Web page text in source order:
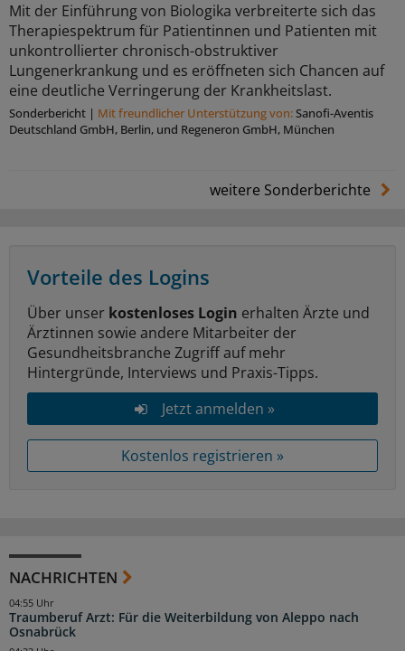
Mit der Einführung von Biologika verbreiterte sich das
Therapiespektrum für Patientinnen und Patienten mit
unkontrollierter chronisch-obstruktiver
Lungenerkrankung und es eröffneten sich Chancen auf
eine deutliche Verringerung der Krankheitslast.
Sonderbericht | Mit freundlicher Unterstützung von:Sanoﬁ-Aventis
Deutschland GmbH, Berlin, und Regeneron GmbH, München
weitere Sonderberichte
Vorteile des Logins
Über unser kostenloses Login erhalten Ärzte und
Ärztinnen sowie andere Mitarbeiter der
Gesundheitsbranche Zugriff auf mehr
Hintergründe, Interviews und Praxis-Tipps.
Jetzt anmelden »
Kostenlos registrieren »
NACHRICHTEN
Traumberuf Arzt: Für die Weiterbildung von Aleppo nach
Osnabrück
04:55 Uhr